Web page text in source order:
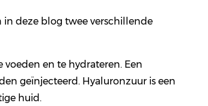
in deze blog twee verschillende
en te hydrateren. Een
geïnjecteerd. Hyaluronzuur is een
huid.